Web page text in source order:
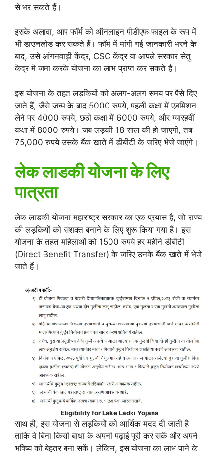
से भर सकते हैं।
इसके अलावा, आप फॉर्म को ऑनलाइन पीडीएफ फाइल के रूप में
भी डाउनलोड कर सकते हैं। फॉर्म में मांगी गई जानकारी भरने के
बाद, उसे आंगनवाड़ी केंद्र, CSC केंद्र या आपले सरकार सेतु
केंद्र में जमा करके योजना का लाभ प्राप्त कर सकते हैं।
इस योजना के तहत लड़कियों को अलग-अलग समय पर पैसे दिए
जाते हैं, जैसे जन्म के बाद 5000 रुपये, पहली कक्षा में एडमिशन
लेने पर 4000 रुपये, छठी कक्षा में 6000 रुपये, और ग्यारहवीं
कक्षा में 8000 रुपये। जब लड़की 18 साल की हो जाएगी, तब
75,000 रुपये उसके बैंक खाते में डीबीटी के जरिए भेजे जाएंगे।
लेक लाडकी योजना के लिए
पात्रता
लेक लाडकी योजना महाराष्ट्र सरकार का एक प्रयास है, जो राज्य
की लड़कियों को सशक्त बनाने के लिए शुरू किया गया है। इस
योजना के तहत महिलाओं को 1500 रुपये हर महीने डीबीटी
(Direct Benefit Transfer) के जरिए उनके बैंक खाते में भेजे
जाते हैं।
Eligibility for Lake Ladki Yojana
साथ ही, इस योजना से लड़कियों को आर्थिक मदद दी जाती है
ताकि वे बिना किसी बाधा के अपनी पढ़ाई पूरी कर सकें और अपने
भविष्य को बेहतर बना सकें। लेकिन, इस योजना का लाभ पाने के